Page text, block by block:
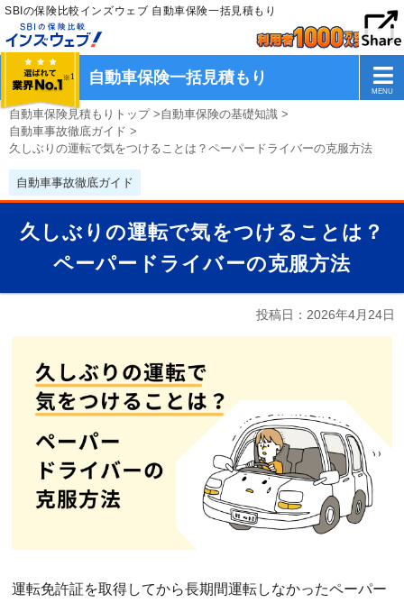
SBIの保険比較インズウェブ 自動車保険一括見積もり
自動車保険一括見積もり
自動車保険見積もりトップ>自動車保険の基礎知識 >
自動車事故徹底ガイド >
久しぶりの運転で気をつけることは？ペーパードライバーの克服方法
自動車事故徹底ガイド
久しぶりの運転で気をつけることは？
ペーパードライバーの克服方法
投稿日： 2026年4月24日
運転免許証を取得してから長期間運転しなかったペーパー